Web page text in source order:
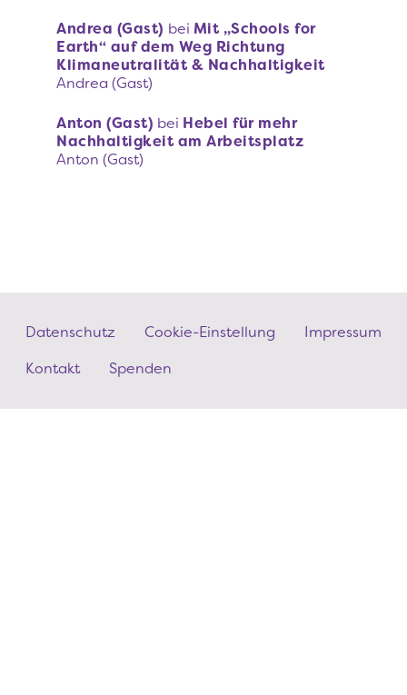
Andrea (Gast) bei Mit „Schools for
Earth“ auf dem Weg Richtung
Klimaneutralität & Nachhaltigkeit
Andrea (Gast)
Anton (Gast) bei Hebel für mehr
Nachhaltigkeit am Arbeitsplatz
Anton (Gast)
Fußzeilenmenü
Datenschutz Cookie-Einstellung
Impressum
Kontakt
Spenden